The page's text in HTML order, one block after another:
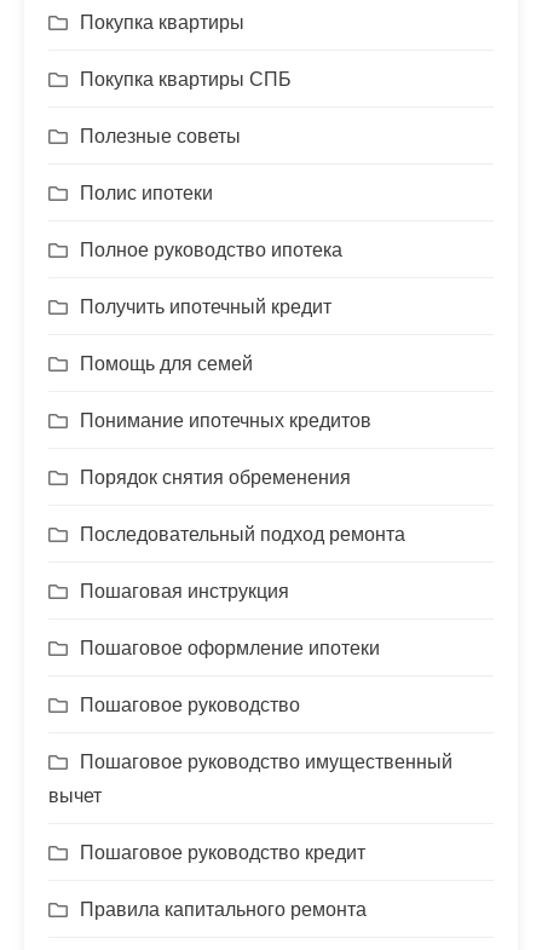
Покупка квартиры
Покупка квартиры СПБ
Полезные советы
Полис ипотеки
Полное руководство ипотека
Получить ипотечный кредит
Помощь для семей
Понимание ипотечных кредитов
Порядок снятия обременения
Последовательный подход ремонта
Пошаговая инструкция
Пошаговое оформление ипотеки
Пошаговое руководство
Пошаговое руководство имущественный
вычет
Пошаговое руководство кредит
Правила капитального ремонта